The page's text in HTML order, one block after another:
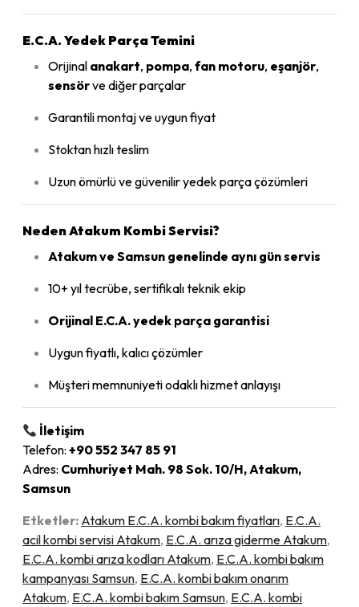
E.C.A. Yedek Parça Temini
Orijinal anakart, pompa, fan motoru, eşanjör,
sensörve diğer parçalar
Garantili montaj ve uygun fiyat
Stoktan hızlı teslim
Uzun ömürlü ve güvenilir yedek parça çözümleri
Neden Atakum Kombi Servisi?
Atakum ve Samsun genelinde aynı gün servis
10+ yıl tecrübe, sertifikalı teknik ekip
Orijinal E.C.A. yedek parça garantisi
Uygun fiyatlı, kalıcı çözümler
Müşteri memnuniyeti odaklı hizmet anlayışı
İletişim
Telefon: +90 552 347 85 91
Adres: Cumhuriyet Mah. 98 Sok. 10/H, Atakum,
Samsun
Etketler: Atakum E.C.A. kombi bakım fiyatları, E.C.A.
acil kombi servisi Atakum, E.C.A. arıza giderme Atakum,
E.C.A. kombi arıza kodları Atakum, E.C.A. kombi bakım
kampanyası Samsun, E.C.A. kombi bakım onarım
Atakum, E.C.A. kombi bakım Samsun, E.C.A. kombi